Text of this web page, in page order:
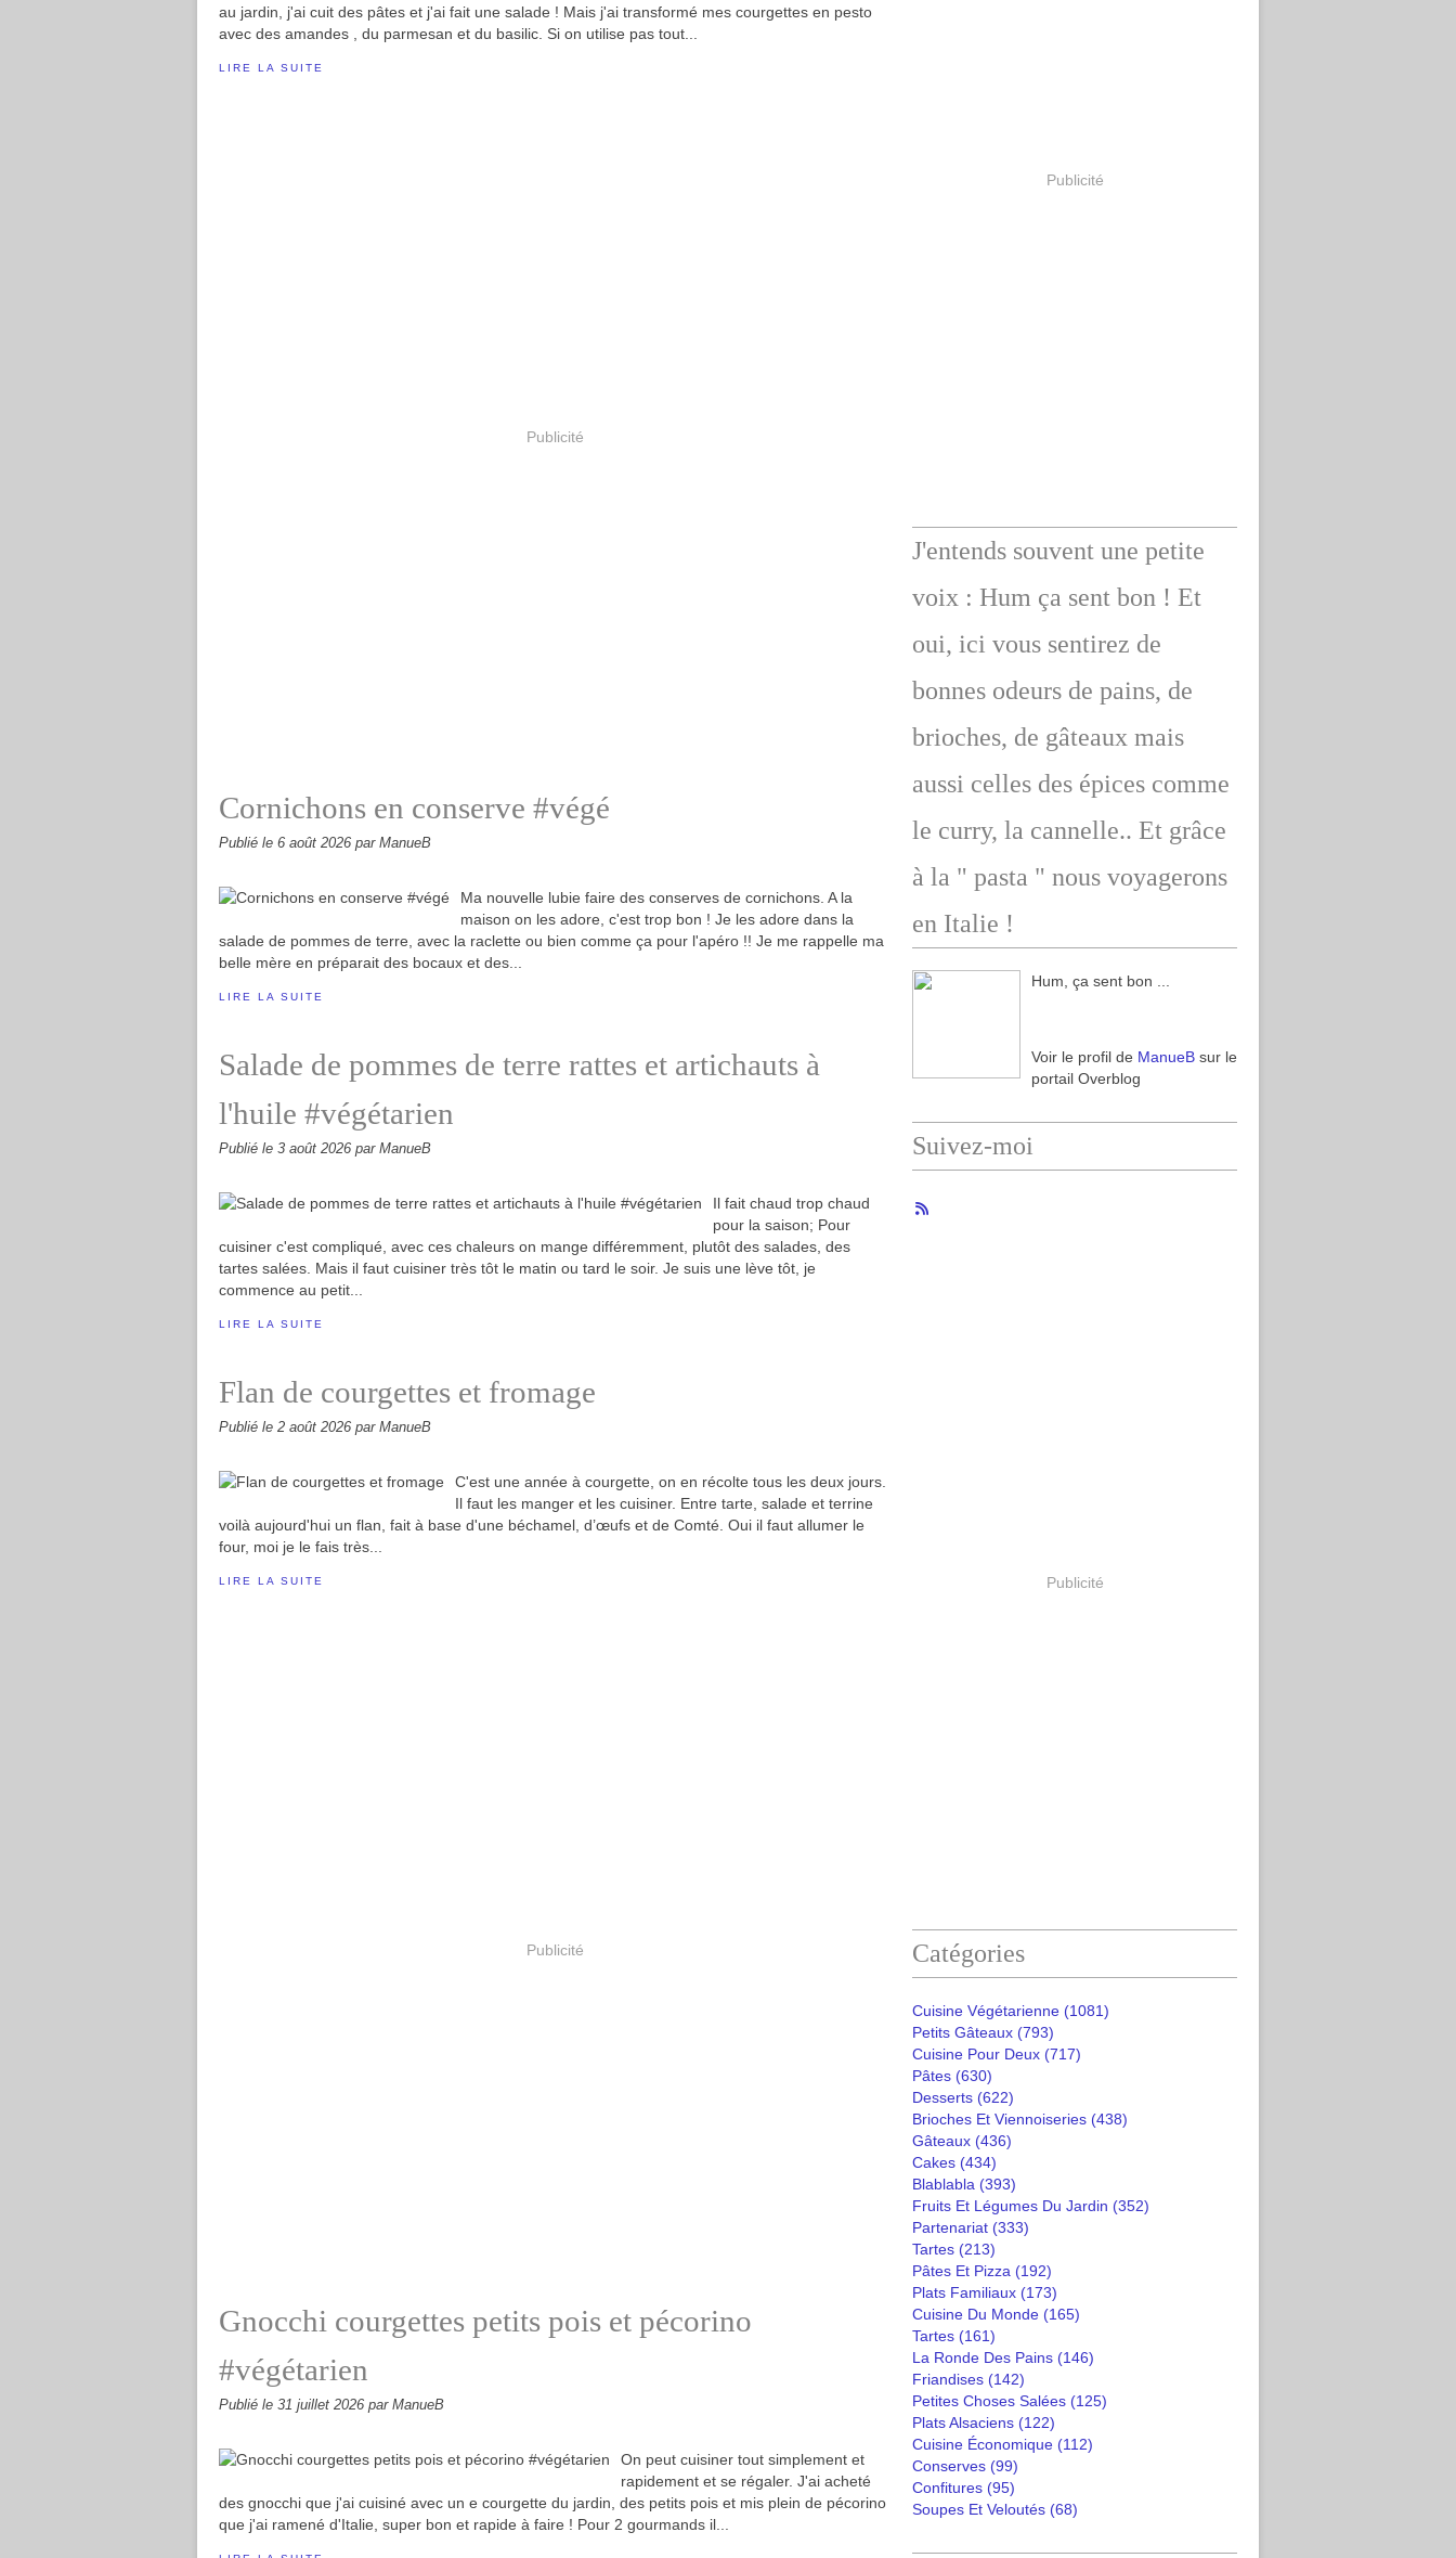
au jardin, j'ai cuit des pâtes et j'ai fait une salade ! Mais j'ai transformé mes courgettes en pesto
avec des amandes , du parmesan et du basilic. Si on utilise pas tout...
LIRE LA SUITE
Publicité
Cornichons en conserve #végé
Publié le 6 août 2026 par ManueB
Ma nouvelle lubie faire des conserves de cornichons. A la
maison on les adore, c'est trop bon ! Je les adore dans la
salade de pommes de terre, avec la raclette ou bien comme ça pour l'apéro !! Je me rappelle ma
belle mère en préparait des bocaux et des...
LIRE LA SUITE
Salade de pommes de terre rattes et artichauts à
l'huile #végétarien
Publié le 3 août 2026 par ManueB
Il fait chaud trop chaud
pour la saison; Pour
cuisiner c'est compliqué, avec ces chaleurs on mange différemment, plutôt des salades, des
tartes salées. Mais il faut cuisiner très tôt le matin ou tard le soir. Je suis une lève tôt, je
commence au petit...
LIRE LA SUITE
Flan de courgettes et fromage
Publié le 2 août 2026 par ManueB
C'est une année à courgette, on en récolte tous les deux jours.
Il faut les manger et les cuisiner. Entre tarte, salade et terrine
voilà aujourd'hui un flan, fait à base d'une béchamel, d’œufs et de Comté. Oui il faut allumer le
four, moi je le fais très...
LIRE LA SUITE
Publicité
Gnocchi courgettes petits pois et pécorino
#végétarien
Publié le 31 juillet 2026 par ManueB
On peut cuisiner tout simplement et
rapidement et se régaler. J'ai acheté
des gnocchi que j'ai cuisiné avec un e courgette du jardin, des petits pois et mis plein de pécorino
que j'ai ramené d'Italie, super bon et rapide à faire ! Pour 2 gourmands il...
Publicité
J'entends souvent une petite
voix : Hum ça sent bon ! Et
oui, ici vous sentirez de
bonnes odeurs de pains, de
brioches, de gâteaux mais
aussi celles des épices comme
le curry, la cannelle.. Et grâce
à la " pasta " nous voyagerons
en Italie !
Hum, ça sent bon ...
Voir le profil de ManueB sur le
portail Overblog
Suivez-moi
Publicité
Catégories
Cuisine Végétarienne (1081)
Petits Gâteaux (793)
Cuisine Pour Deux (717)
Pâtes (630)
Desserts (622)
Brioches Et Viennoiseries (438)
Gâteaux (436)
Cakes (434)
Blablabla (393)
Fruits Et Légumes Du Jardin (352)
Partenariat (333)
Tartes (213)
Pâtes Et Pizza (192)
Plats Familiaux (173)
Cuisine Du Monde (165)
Tartes (161)
La Ronde Des Pains (146)
Friandises (142)
Petites Choses Salées (125)
Plats Alsaciens (122)
Cuisine Économique (112)
Conserves (99)
Confitures (95)
Soupes Et Veloutés (68)